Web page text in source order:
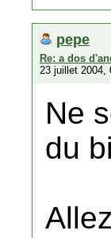
pepe
Re: a dos
23 juillet 2004,
Ne
du